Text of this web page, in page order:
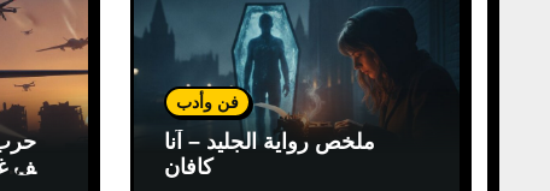
كيف
فن وأدب
ملخص رواية الجليد – آنا
كافان